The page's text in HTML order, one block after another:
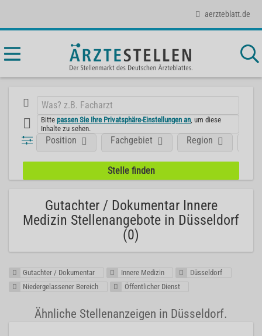
aerzteblatt.de
Bittepassen Sie Ihre Privatsphäre-Einstellungen an , um diese
Inhalte zu sehen.
Position Fachgebiet Region
Gutachter / Dokumentar Innere
Medizin Stellenangebote in Düsseldorf
(0)
Gutachter / Dokumentar Innere Medizin
Düsseldorf
Niedergelassener Bereich
Öffentlicher Dienst
Ähnliche Stellenanzeigen in Düsseldorf.